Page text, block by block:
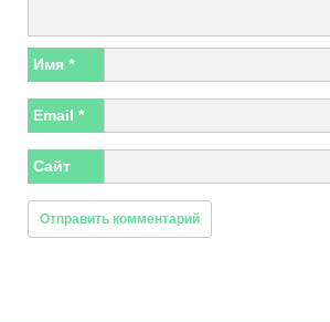
Имя *
Email *
Сайт